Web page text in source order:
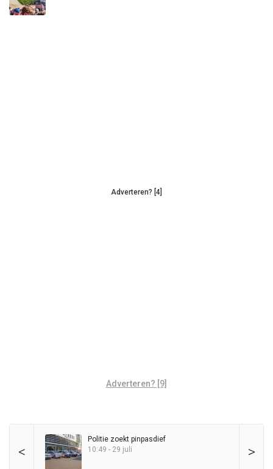
Adverteren? [4]
Adverteren? [9]
< >
Politie zoekt pinpasdief
10:49 - 29 juli